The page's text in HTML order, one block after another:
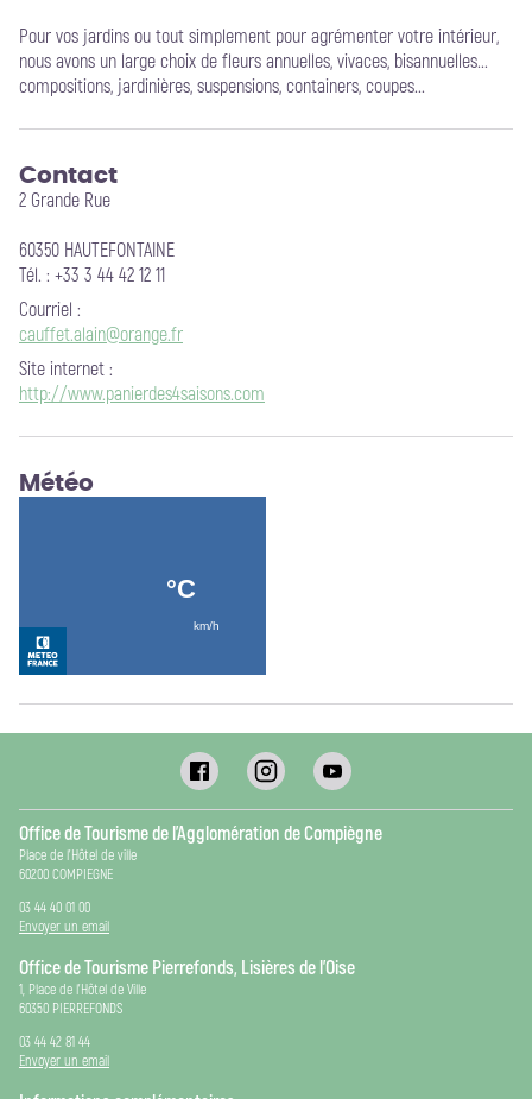
Pour vos jardins ou tout simplement pour agrémenter votre intérieur,
nous avons un large choix de fleurs annuelles, vivaces, bisannuelles...
compositions, jardinières, suspensions, containers, coupes...
Contact
2 Grande Rue
60350 HAUTEFONTAINE
Tél. : +33 3 44 42 12 11
Courriel :
cauffet.alain@orange.fr
Site internet :
http://www.panierdes4saisons.com
Météo
Office de Tourisme de l’Agglomération de Compiègne
Place de l’Hôtel de ville
60200 COMPIEGNE
03 44 40 01 00
Envoyer un email
Office de Tourisme Pierrefonds, Lisières de l’Oise
1, Place de l’Hôtel de Ville
60350 PIERREFONDS
03 44 42 81 44
Envoyer un email